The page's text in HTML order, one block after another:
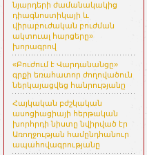
նյարդերի ժամանակակից
դիագնոստիկայի և
վիրաբուժական բուժման
ակտուալ հարցերը»
խորագրով
«Բուժում է Վարդանանցը»
գրքի եռահատոր ժողովածուն
ներկայացվեց հանրությանը
Հայկական բժշկական
ասոցիացիայի հերթական
խորհրդի նիստը նվիրված էր
Առողջության համընդհանուր
ապահովագրությանը